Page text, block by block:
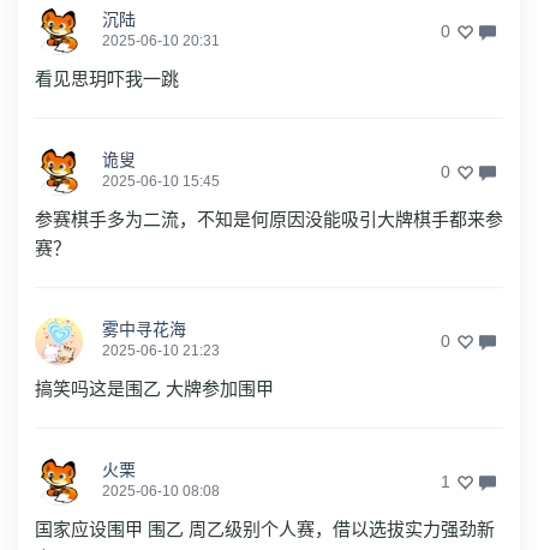
沉陆
2025-06-10 20:31 0
看见思玥吓我一跳
诡叟
2025-06-10 15:45 0
参赛棋手多为二流，不知是何原因没能吸引大牌棋手都来参
赛？
雾中寻花海
2025-06-10 21:23 0
搞笑吗这是围乙 大牌参加围甲
火栗
2025-06-10 08:08 1
国家应设围甲 围乙 周乙级别个人赛，借以选拔实力强劲新